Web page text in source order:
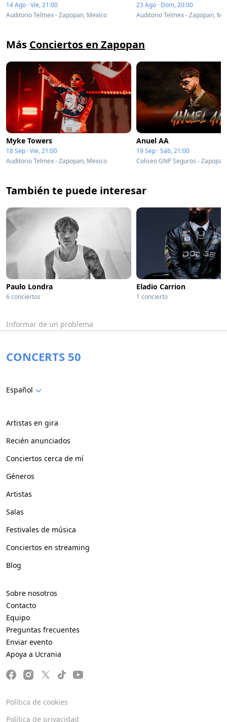
14 Ago · Vie, 21:00
Auditorio Telmex - Zapopan, Mexico
23 Ago · Dom, 20:00
Auditorio Telmex - Zapopan,
Más Conciertos en Zapopan
Myke Towers
18 Sep · Vie, 21:00
Auditorio Telmex - Zapopan, Mexico
Anuel AA
19 Sep · Sáb, 21:00
Coliseo GNP Seguros -
También te puede interesar
Paulo Londra
6 conciertos
Eladio Carrion
1 concierto
Informar de un problema
CONCERTS 50
Español
Artistas en gira
Recién anunciados
Conciertos cerca de mí
Géneros
Artistas
Salas
Festivales de música
Conciertos en streaming
Blog
Sobre nosotros
Contacto
Equipo
Preguntas frecuentes
Enviar evento
Apoya a Ucrania
Política de cookies
Política de privacidad